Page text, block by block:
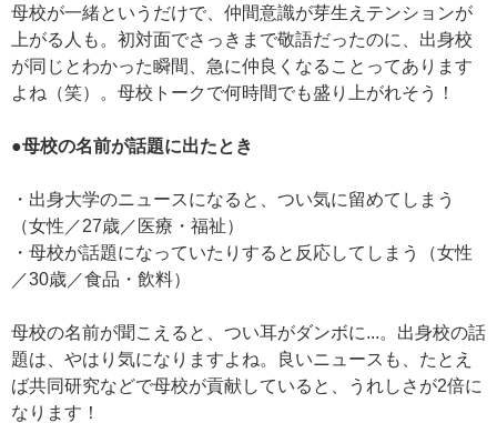
母校が一緒というだけで、仲間意識が芽生えテンションが
上がる人も。初対面でさっきまで敬語だったのに、出身校
が同じとわかった瞬間、急に仲良くなることってあります
よね（笑）。母校トークで何時間でも盛り上がれそう！
●母校の名前が話題に出たとき
・出身大学のニュースになると、つい気に留めてしまう
（女性／27歳／医療・福祉）
・母校が話題になっていたりすると反応してしまう（女性
／30歳／食品・飲料）
母校の名前が聞こえると、つい耳がダンボに...。出身校の話
題は、やはり気になりますよね。良いニュースも、たとえ
ば共同研究などで母校が貢献していると、うれしさが2倍に
なります！